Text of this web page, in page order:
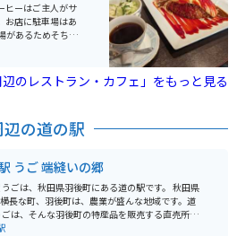
ヒーはご主人がサ
お店に駐車場はあ
があるためそちら
ニューはナポリ
辺のレストラン・カフェ」をもっと見る
辺の道の駅
うご 端縫いの郷
ごは、秋田県羽後町にある道の駅です。 秋田県
長な町、羽後町は、農業が盛んな地域です。道
ごは、そんな羽後町の特産品を販売する直売所
の食材を使ったレストランが人気です。 特に、